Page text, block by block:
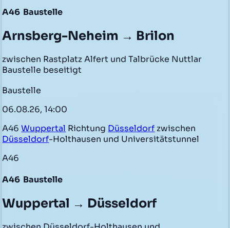
A46 Baustelle
Arnsberg-Neheim → Brilon
zwischen Rastplatz Alfert und Talbrücke Nuttlar
Baustelle beseitigt
Baustelle
06.08.26, 14:00
A46Wuppertal Richtung Düsseldorf zwischen
Düsseldorf-Holthausen und Universitätstunnel
A46
A46 Baustelle
Wuppertal → Düsseldorf